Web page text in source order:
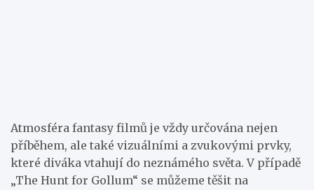
Atmosféra fantasy filmů je vždy určována nejen
příběhem, ale také vizuálními a zvukovými prvky,
které diváka vtahují do neznámého světa. V případě
„The Hunt for Gollum“ se můžeme těšit na